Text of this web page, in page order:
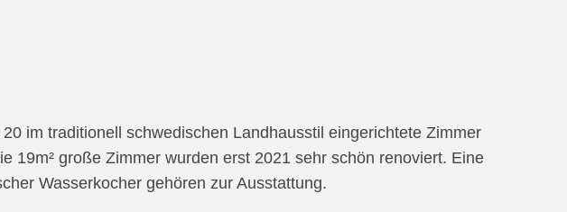
würde ich...
zukünftigen Kunden gerne
im traditionell schwedischen Landhausstil eingerichtete Zimmer
19m² große Zimmer wurden erst 2021 sehr schön renoviert. Eine
Wasserkocher gehören zur Ausstattung.